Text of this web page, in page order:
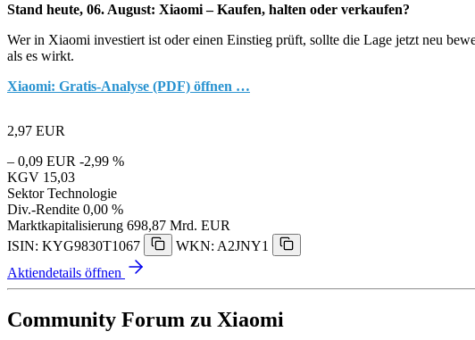
Stand heute, 06. August: Xiaomi – Kaufen, halten oder verkaufen?
Wer in Xiaomi investiert ist oder einen Einstieg prüft, sollte die Lage jetzt neu
als es wirkt.
Xiaomi: Gratis-Analyse (PDF) öffnen …
2,97 EUR
– 0,09 EUR -2,99 %
KGV 15,03
Sektor Technologie
Div.-Rendite 0,00 %
Marktkapitalisierung 698,87 Mrd. EUR
ISIN: KYG9830T1067
WKN: A2JNY1
Aktiendetails öffnen
Community Forum zu Xiaomi